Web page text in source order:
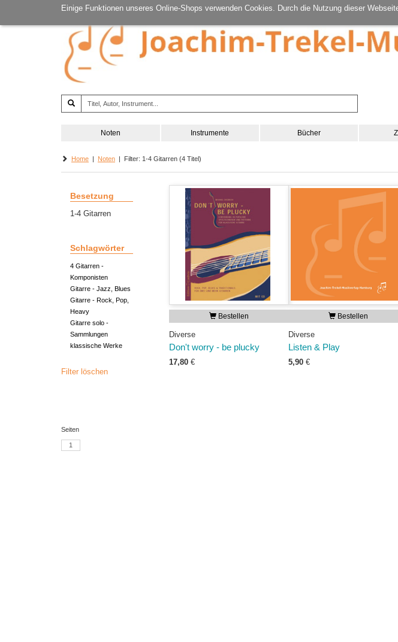
Einige Funktionen unseres Online-Shops verwenden Cookies. Durch die Nutzung dieser
Noten Instrumente Bücher
Home | Noten | Filter: 1-4 Gitarren (4 Titel)
Besetzung
1-4 Gitarren
Schlagwörter
4 Gitarren -
Komponisten
Gitarre - Jazz, Blues
Gitarre - Rock, Pop,
Heavy
Gitarre solo -
Sammlungen
klassische Werke
Filter löschen
Bestellen
Diverse
Don't worry - be plucky
17,80 €
Bestellen
Diverse
Listen & Play
5,90 €
Seiten
1